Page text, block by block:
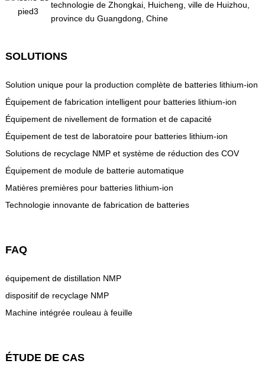
technologie de Zhongkai, Huicheng, ville de Huizhou,
province du Guangdong, Chine
SOLUTIONS
Solution unique pour la production complète de batteries lithium-ion
Équipement de fabrication intelligent pour batteries lithium-ion
Équipement de nivellement de formation et de capacité
Équipement de test de laboratoire pour batteries lithium-ion
Solutions de recyclage NMP et système de réduction des COV
Équipement de module de batterie automatique
Matières premières pour batteries lithium-ion
Technologie innovante de fabrication de batteries
FAQ
équipement de distillation NMP
dispositif de recyclage NMP
Machine intégrée rouleau à feuille
ÉTUDE DE CAS